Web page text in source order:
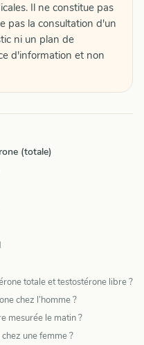
Il ne constitue pas
pas la consultation d'un
ni un plan de
d'information et non
(totale)
totale et testostérone libre ?
chez l’homme ?
mesurée le matin ?
une femme ?